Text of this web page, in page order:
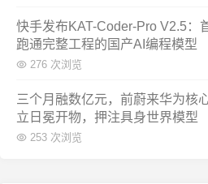
快手发布KAT-Coder-Pro V2.5：
跑通完整工程的国产AI编程模型
276 次浏览
三个月融数亿元，前蔚来华为核
立日冕开物，押注具身世界模型
253 次浏览